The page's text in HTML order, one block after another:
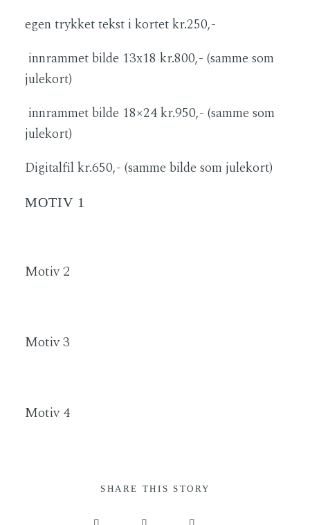
egen trykket tekst i kortet kr.250,-
innrammet bilde 13x18 kr.800,- (samme som
julekort)
innrammet bilde 18×24 kr.950,- (samme som
julekort)
Digitalfil kr.650,- (samme bilde som julekort)
MOTIV 1
Motiv 2
Motiv3
Motiv4
SHARE THIS STORY